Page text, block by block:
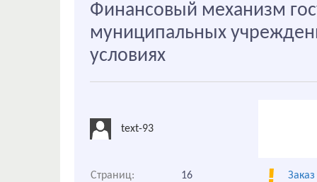
Финансовый механизм
муниципальных
условиях
text-93
Страниц: 16